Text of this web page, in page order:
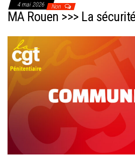
4 mai 2026 Non
MA Rouen >>> La